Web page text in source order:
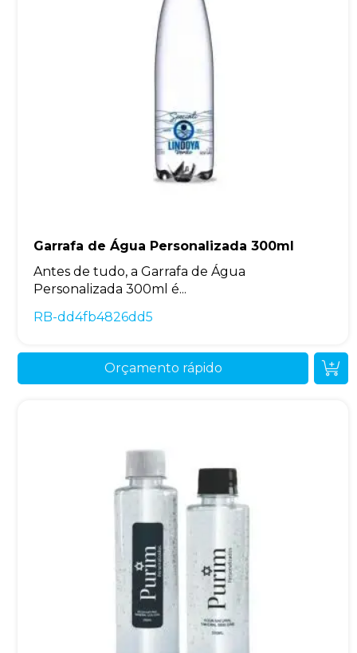
Garrafa de Água Personalizada 300ml
Antes de tudo, a Garrafa de Água
Personalizada 300ml é...
RB-dd4fb4826dd5
Orçamento rápido